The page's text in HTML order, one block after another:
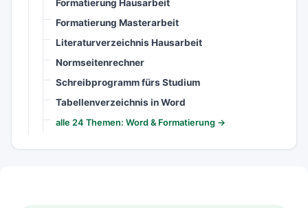
Formatierung Hausarbeit
Formatierung Masterarbeit
Literaturverzeichnis Hausarbeit
Normseitenrechner
Schreibprogramm fürs Studium
Tabellenverzeichnis in Word
alle 24 Themen: Word & Formatierung →